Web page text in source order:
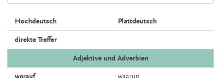
Hochdeutsch Plattdeutsch
direkte Treffer
Adjektive und Adverbien